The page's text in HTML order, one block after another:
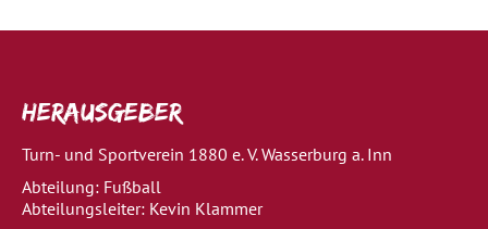
Herausgeber
Turn- und Sportverein 1880 e. V. Wasserburg a. Inn
Abteilung: Fußball
Abteilungsleiter: Kevin Klammer